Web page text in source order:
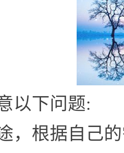
以下问题:
，根据自己